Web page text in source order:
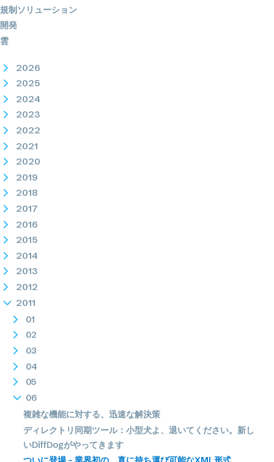
規制ソリューション
開発
雲
2026
2025
2024
2023
2022
2021
2020
2019
2018
2017
2016
2015
2014
2013
2012
2011
01
02
03
04
05
06
複雑な機能に対する、迅速な解決策
ディレクトリ同期ツール：小型犬よ、退いてください。新し
いDiffDogがやってきます